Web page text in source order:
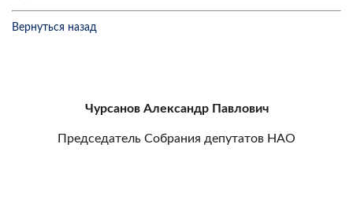
Вернуться назад
Чурсанов Александр Павлович
Председатель Собрания депутатов НАО